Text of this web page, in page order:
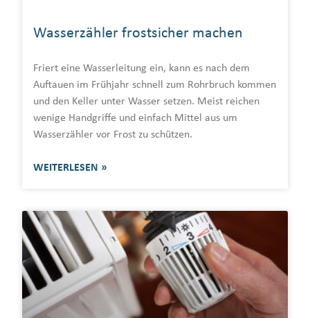
Wasserzähler frostsicher machen
Friert eine Wasserleitung ein, kann es nach dem
Auftauen im Frühjahr schnell zum Rohrbruch kommen
und den Keller unter Wasser setzen. Meist reichen
wenige Handgriffe und einfach Mittel aus um
Wasserzähler vor Frost zu schützen.
WEITERLESEN »